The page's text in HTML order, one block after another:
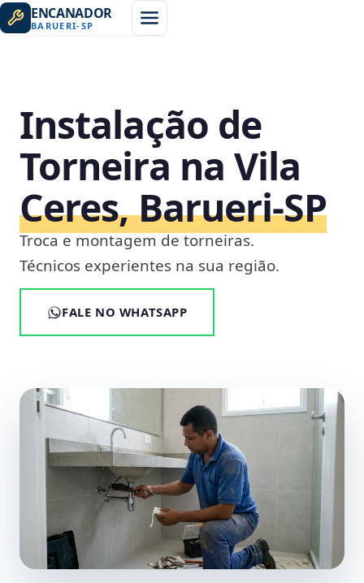
ENCANADOR
BARUERI-SP
Instalação de
Torneira na Vila
Ceres, Barueri‑SP
Troca e montagem de torneiras.
Técnicos experientes na sua região.
FALE NO WHATSAPP